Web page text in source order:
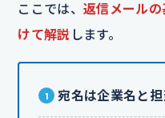
ここでは、 返信メール
けて解説 します。
宛名は企業名と